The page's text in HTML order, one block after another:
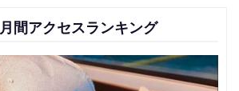
月間アクセスランキング